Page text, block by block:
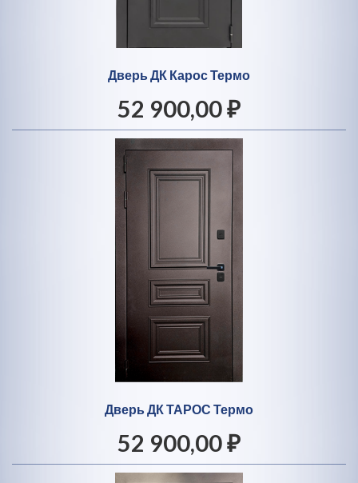
Дверь ДК Карос Термо
52 900,00 ₽
Дверь ДК ТАРОС Термо
52 900,00 ₽